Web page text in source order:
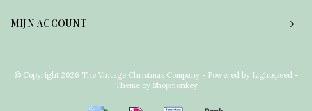
MIJN ACCOUNT
© Copyright 2026 The Vintage Christmas Company - Powered by Lightspeed -
Theme by Shopmonkey